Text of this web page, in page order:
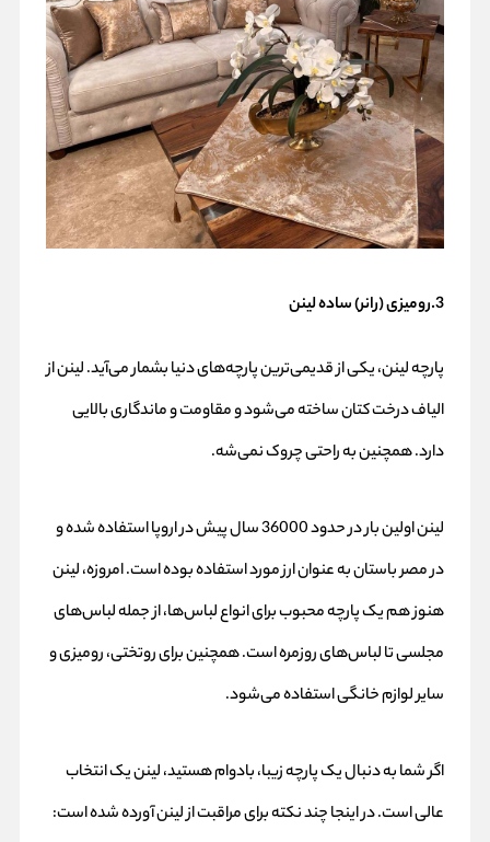
3.رومیزی (رانر) ساده لینن
پارچه لینن، یکی از قدیمی‌ترین پارچه‌های دنیا بشمار می‌آید. لینن از
الیاف درخت کتان ساخته می‌شود و مقاومت و ماندگاری بالایی
دارد. همچنین به راحتی چروک نمی‌شه.
لینن اولین بار در حدود 36000 سال پیش در اروپا استفاده شده و
در مصر باستان به عنوان ارز مورد استفاده بوده است. امروزه، لینن
هنوز هم یک پارچه محبوب برای انواع لباس‌ها، از جمله لباس‌های
مجلسی تا لباس‌های روزمره است. همچنین برای روتختی، رومیزی و
سایر لوازم خانگی استفاده می‌شود.
اگر شما به دنبال یک پارچه زیبا، بادوام هستید، لینن یک انتخاب
عالی است. در اینجا چند نکته برای مراقبت از لینن آورده شده است: